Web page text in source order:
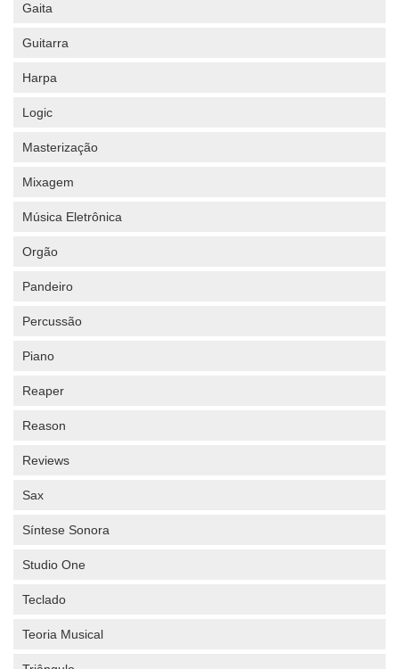
Gaita
Guitarra
Harpa
Logic
Masterização
Mixagem
Música Eletrônica
Orgão
Pandeiro
Percussão
Piano
Reaper
Reason
Reviews
Sax
Síntese Sonora
Studio One
Teclado
Teoria Musical